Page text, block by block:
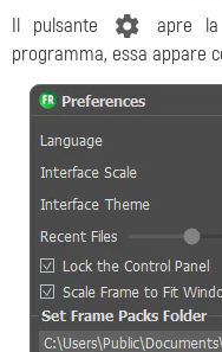
Il pulsante
apre
programma, essa appare